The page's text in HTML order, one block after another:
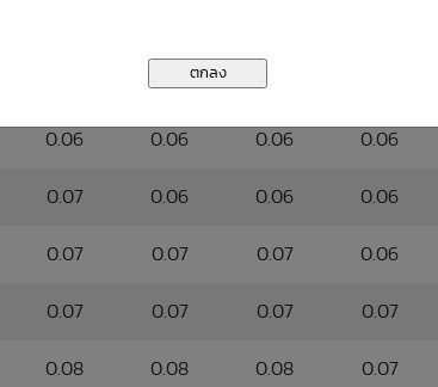
0.06 0.05
0.06 0.06 0.06 0.06
0.07 0.06 0.06 0.06
0.07 0.07 0.07 0.06
0.07 0.07 0.07 0.07
0.08 0.08 0.08 0.07